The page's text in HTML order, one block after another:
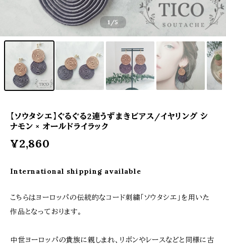
1 /5
【ソウタシエ】ぐるぐる2連うずまきピアス/イヤリング シ
ナモン × オールドライラック
¥2,860
International shipping available
こちらはヨーロッパの伝統的なコード刺繍「ソウタシエ」を用いた
作品となっております。
中世ヨーロッパの貴族に親しまれ、リボンやレースなどと同様に古